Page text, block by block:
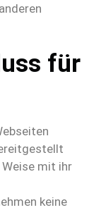
für
mit ihr
keine